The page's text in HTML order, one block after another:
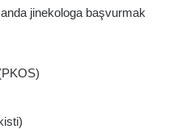
jinekologa başvurmak